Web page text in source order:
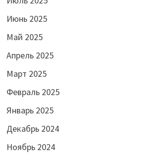
Июнь 2025
Май 2025
Апрель 2025
Март 2025
Февраль 2025
Январь 2025
Декабрь 2024
Ноябрь 2024